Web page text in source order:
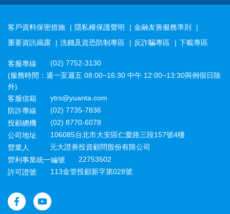
客戶資料保密措施 隱私權保護聲明
金融友善服務準則
重要資訊揭露
洗錢及資恐防制專區 反詐騙專區 下載專區
客服專線
(02) 7752-3130
(服務時間：週一至週五 08:00~16:30 中午 12:00~13:30與例假日除
外)
客服信箱
ytrs@yuanta.com
防詐專線
(02) 7735-7836
投顧總機
(02) 8770-6078
公司地址
106085台北市大安區仁愛路三段157號4樓
營業人
元大證券投資顧問股份有限公司
營利事業統一編號
22753502
許可證號
113金管投顧新字第028號